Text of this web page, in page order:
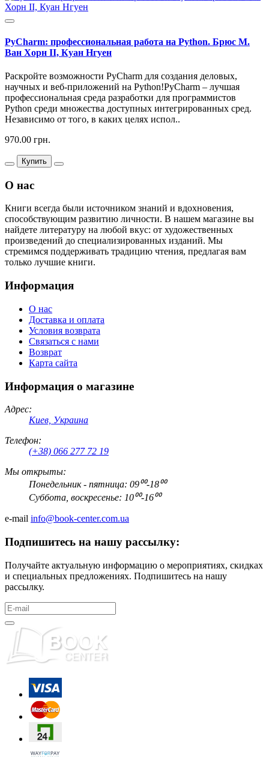
PyCharm: профессиональная работа на Python. Брюс М.
Ван Хорн II, Куан Нгуен
Раскройте возможности PyCharm для создания деловых,
научных и веб-приложений на Python!PyCharm – лучшая
профессиональная среда разработки для программистов
Python среди множества доступных интегрированных сред.
Независимо от того, в каких целях испол..
970.00 грн.
Купить
О нас
Книги всегда были источником знаний и вдохновения,
способствующим развитию личности. В нашем магазине вы
найдете литературу на любой вкус: от художественных
произведений до специализированных изданий. Мы
стремимся поддерживать традицию чтения, предлагая вам
только лучшие книги.
Информация
О нас
Доставка и оплата
Условия возврата
Связаться с нами
Возврат
Карта сайта
Информация о магазине
Адрес:
Киев, Украина
Телефон:
(+38) 066 277 72 19
Мы открыты:
Понедельник - пятница: 09⁰⁰-18⁰⁰
Суббота, воскресенье: 10⁰⁰-16⁰⁰
e-mail info@book-center.com.ua
Подпишитесь на нашу рассылку:
Получайте актуальную информацию о мероприятиях, скидках
и специальных предложениях. Подпишитесь на нашу
рассылку.